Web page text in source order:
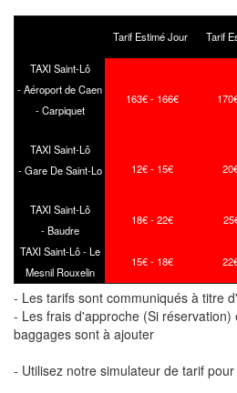
Tarif Estimé Jour Tarif
TAXI Saint-Lô
-Aéroport de Caen
- Carpiquet
163€ - 166€ 170
TAXI Saint-Lô
-Gare De Saint-Lo 12€ - 15€ 20
TAXI Saint-Lô
-Baudre
18€ - 22€ 25
TAXI Saint-Lô -Le
Mesnil Rouxelin
15€ - 18€ 22
- Les tarifs sont communiqués à titre
- Les frais d'approche (Si réservation)
baggages sont à ajouter
- Utilisez notre simulateur de tarif pour